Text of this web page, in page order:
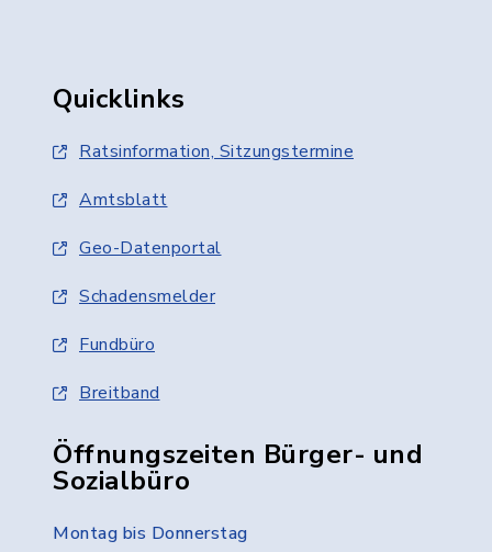
Quicklinks
Ratsinformation, Sitzungstermine
Amtsblatt
Geo-Datenportal
Schadensmelder
Fundbüro
Breitband
Öffnungszeiten Bürger- und
Sozialbüro
Montag bis Donnerstag